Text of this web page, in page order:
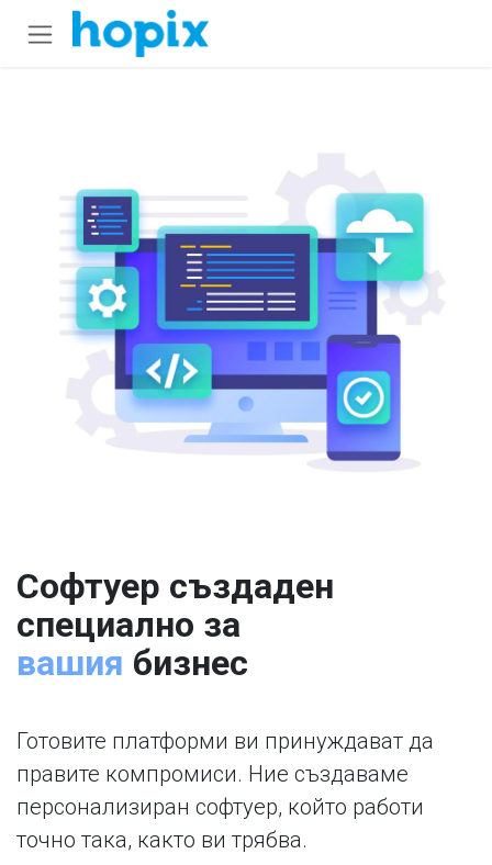
Преминете към съдържание
Софтуер създаден
специално за
вашия бизнес
Готовите платформи ви принуждават да
правите компромиси. Ние създаваме
персонализиран софтуер, който работи
точно така, както ви трябва.